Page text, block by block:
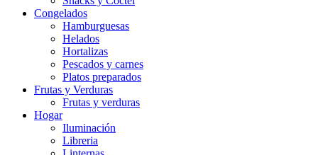
Congelados
Hamburguesas
Helados
Hortalizas
Pescados y carnes
Platos preparados
Frutas y Verduras
Frutas y verduras
Hogar
Iluminación
Libreria